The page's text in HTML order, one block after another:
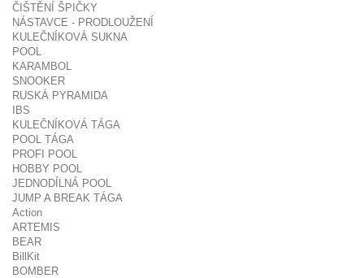
ČIŠTĚNÍ ŠPIČKY
NÁSTAVCE - PRODLOUŽENÍ
KULEČNÍKOVÁ SUKNA
POOL
KARAMBOL
SNOOKER
RUSKÁ PYRAMIDA
IBS
KULEČNÍKOVÁ TÁGA
POOL TÁGA
PROFI POOL
HOBBY POOL
JEDNODÍLNÁ POOL
JUMP A BREAK TÁGA
Action
ARTEMIS
BEAR
BillKit
BOMBER